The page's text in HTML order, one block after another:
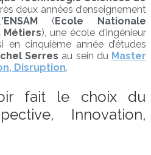
deux années d’enseignement
’ENSAM ( Ecole Nationale
), une école d’ingénieur
en cinquième année d’études
Serres au sein du Master
Disruption.
fait le choix du
Innovation,